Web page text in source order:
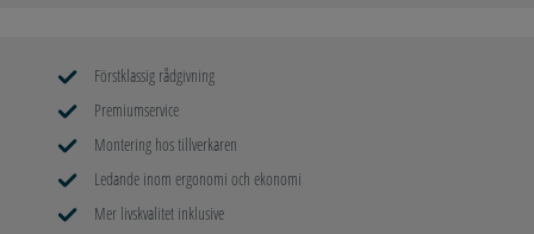
Förstklassig rådgivning
Premiumservice
Montering hos tillverkaren
Ledande inom ergonomi och ekonomi
Mer livskvalitet inklusive